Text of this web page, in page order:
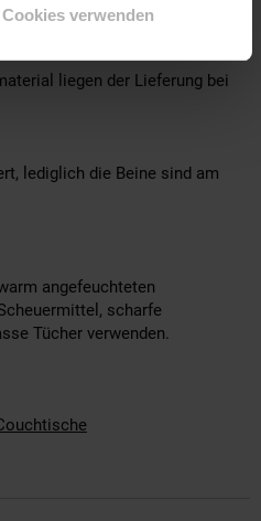
verwenden
liegen der Lieferung bei
lediglich die Beine sind am
angefeuchteten
scharfe
Tücher verwenden.